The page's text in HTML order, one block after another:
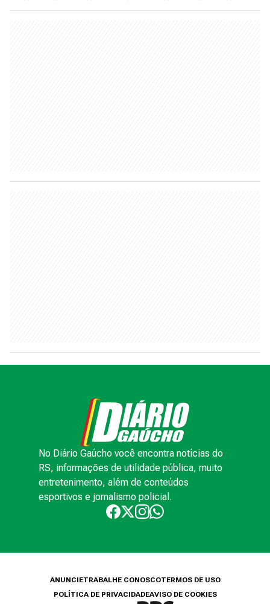
No Diário Gaúcho você encontra notícias do
RS, informações de utilidade pública, muito
entretenimento, além de conteúdos
esportivos e jornalismo policial.
ANUNCIETRABALHE CONOSCOTERMOS DE USO
POLÍTICA DE PRIVACIDADEAVISO DE COOKIES